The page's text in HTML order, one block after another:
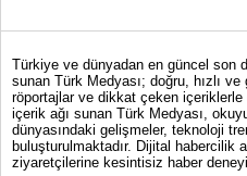
Türkiye ve dünyadan en güncel son
sunan Türk Medyası; doğru, hızlı
röportajlar ve dikkat çeken içeriklerle
içerik ağı sunan Türk Medyası,
dünyasındaki gelişmeler, teknoloji
buluşturulmaktadır. Dijital habercilik
ziyaretçilerine kesintisiz haber